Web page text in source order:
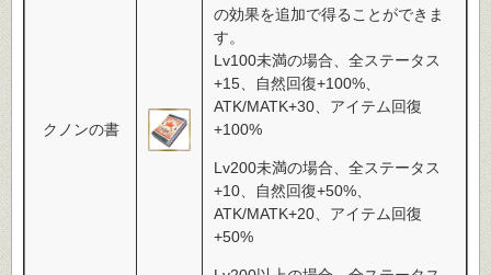
クノンの書
の効果を追加で得ることができま
す。
Lv100未満の場合、全ステータス
+15、自然回復+100%、
ATK/MATK+30、アイテム回復
+100%
Lv200未満の場合、全ステータス
+10、自然回復+50%、
ATK/MATK+20、アイテム回復
+50%